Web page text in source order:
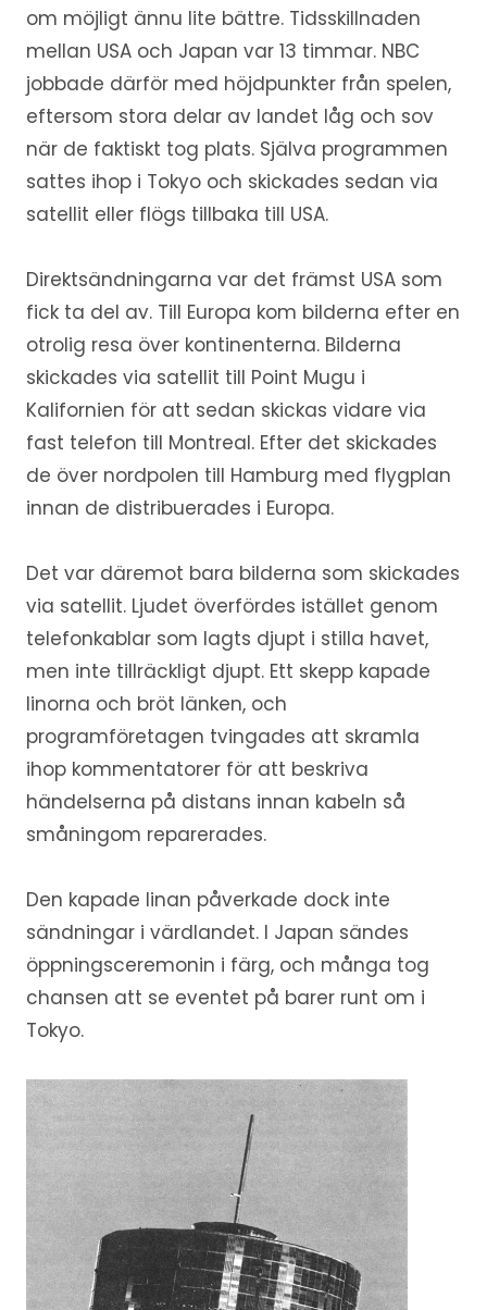
om möjligt ännu lite bättre. Tidsskillnaden
mellan USA och Japan var 13 timmar. NBC
jobbade därför med höjdpunkter från spelen,
eftersom stora delar av landet låg och sov
när de faktiskt tog plats. Själva programmen
sattes ihop i Tokyo och skickades sedan via
satellit eller flögs tillbaka till USA.
Direktsändningarna var det främst USA som
fick ta del av. Till Europa kom bilderna efter en
otrolig resa över kontinenterna. Bilderna
skickades via satellit till Point Mugu i
Kalifornien för att sedan skickas vidare via
fast telefon till Montreal. Efter det skickades
de över nordpolen till Hamburg med flygplan
innan de distribuerades i Europa.
Det var däremot bara bilderna som skickades
via satellit. Ljudet överfördes istället genom
telefonkablar som lagts djupt i stilla havet,
men inte tillräckligt djupt. Ett skepp kapade
linorna och bröt länken, och
programföretagen tvingades att skramla
ihop kommentatorer för att beskriva
händelserna på distans innan kabeln så
småningom reparerades.
Den kapade linan påverkade dock inte
sändningar i värdlandet. I Japan sändes
öppningsceremonin i färg, och många tog
chansen att se eventet på barer runt om i
Tokyo.